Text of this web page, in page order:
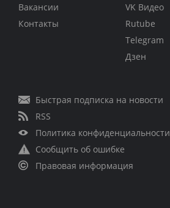
Вакансии
Контакты
VK Видео
Rutube
Telegram
Дзен
Быстрая подписка на новости
RSS
Политика конфиденциальности
Сообщить об ошибке
Правовая информация